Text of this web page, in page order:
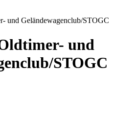
und Geländewagenclub/STOGC
und
STOGC